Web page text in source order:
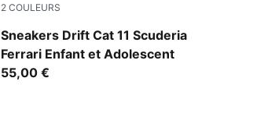
2 COULEURS
Sneakers Drift Cat 11 Scuderia
Ferrari Enfant et Adolescent
PUMA White-Rosso Corsa
55,00 €